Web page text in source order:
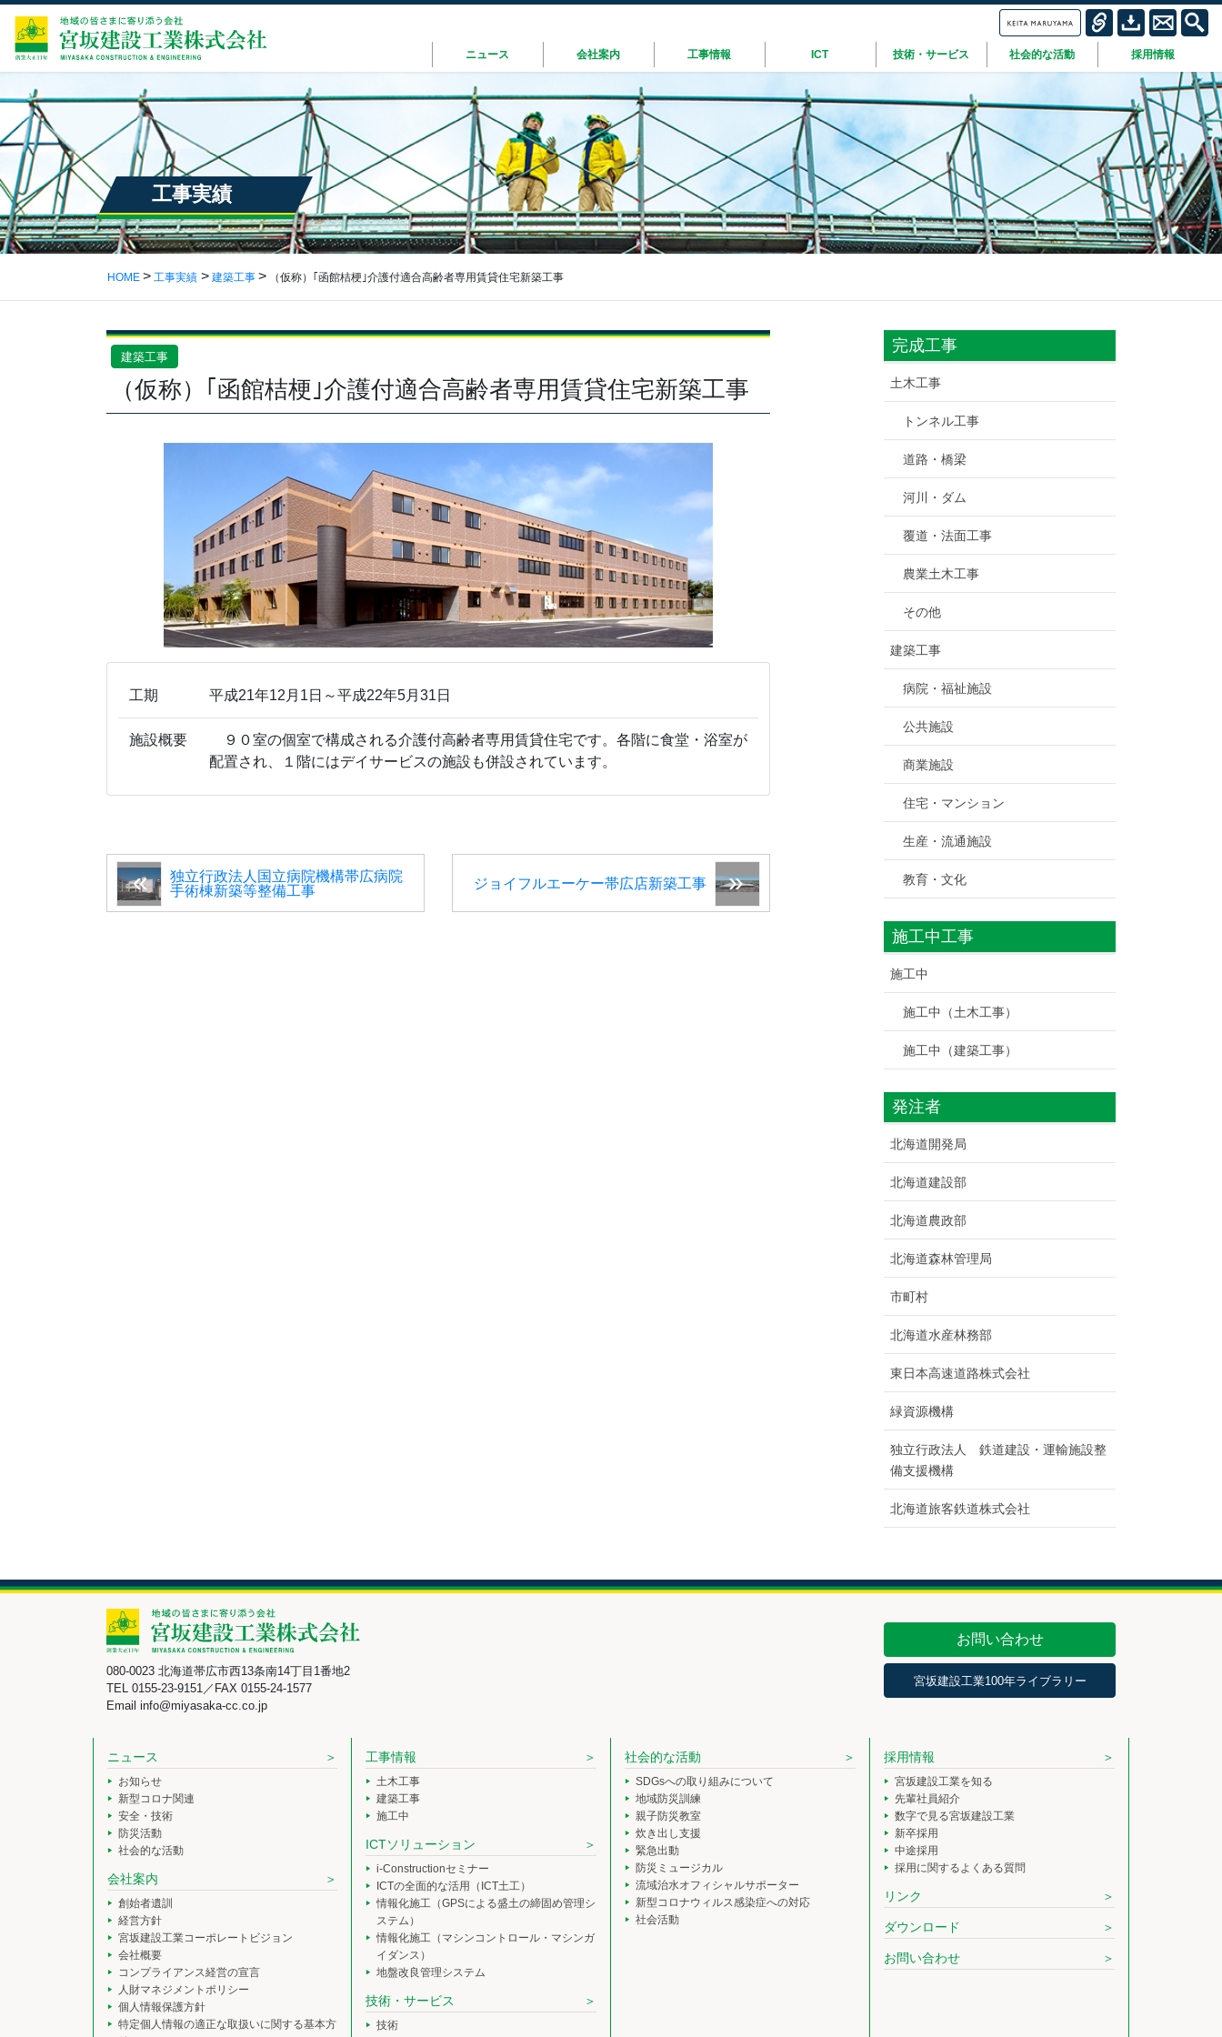
ニュース 会社案内 工事情報 ICT 技術・サービス 社会的な活動 採用情報
工事実績
HOME 工事実績 建築工事 （仮称）｢函館桔梗｣介護付適合高齢者専用賃貸住宅新築工事
建築工事
（仮称）｢函館桔梗｣介護付適合高齢者専用賃貸住宅新築工事
工期 平成21年12月1日～平成22年5月31日
施設概要
９０室の個室で構成される介護付高齢者専用賃貸住宅です。各階に食堂・浴室が
配置され、１階にはデイサービスの施設も併設されています。
独立行政法人国立病院機構帯広病院
手術棟新築等整備工事
ジョイフルエーケー帯広店新築工事
完成工事
土木工事
トンネル工事
道路・橋梁
河川・ダム
覆道・法面工事
農業土木工事
その他
建築工事
病院・福祉施設
公共施設
商業施設
住宅・マンション
生産・流通施設
教育・文化
施工中工事
施工中
施工中（土木工事）
施工中（建築工事）
発注者
北海道開発局
北海道建設部
北海道農政部
北海道森林管理局
市町村
北海道水産林務部
東日本高速道路株式会社
緑資源機構
独立行政法人 鉄道建設・運輸施設整
備支援機構
北海道旅客鉄道株式会社
080-0023 北海道帯広市西13条南14丁目1番地2
TEL 0155-23-9151／FAX 0155-24-1577
Email info@miyasaka-cc.co.jp
お問い合わせ
宮坂建設工業100年ライブラリー
ニュース
お知らせ
新型コロナ関連
安全・技術
防災活動
社会的な活動
会社案内
創始者遺訓
経営方針
宮坂建設工業コーポレートビジョン
会社概要
コンプライアンス経営の宣言
人財マネジメントポリシー
個人情報保護方針
特定個人情報の適正な取扱いに関する基本方
工事情報
土木工事
建築工事
施工中
ICTソリューション
i-Constructionセミナー
ICTの全面的な活用（ICT土工）
情報化施工（GPSによる盛土の締固め管理シ
ステム）
情報化施工（マシンコントロール・マシンガ
イダンス）
地盤改良管理システム
技術・サービス
技術
社会的な活動
SDGsへの取り組みについて
地域防災訓練
親子防災教室
炊き出し支援
緊急出動
防災ミュージカル
流域治水オフィシャルサポーター
新型コロナウィルス感染症への対応
社会活動
採用情報
宮坂建設工業を知る
先輩社員紹介
数字で見る宮坂建設工業
新卒採用
中途採用
採用に関するよくある質問
リンク
ダウンロード
お問い合わせ